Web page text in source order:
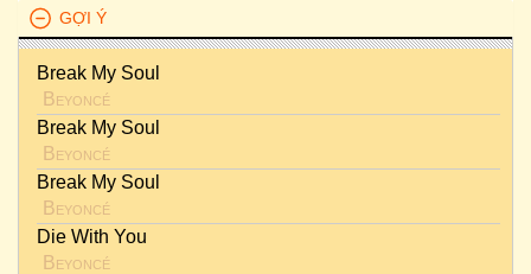
GỢI Ý
Break My Soul
Beyoncé
Break My Soul
Beyoncé
Break My Soul
Beyoncé
Die With You
Beyoncé